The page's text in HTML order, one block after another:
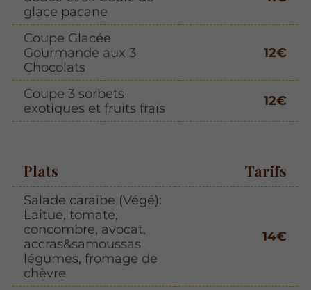
glace pacane
Coupe Glacée
Gourmande aux 3
Chocolats
12€
Coupe 3 sorbets
exotiques et fruits frais
12€
Plats Tarifs
Salade caraïbe (Végé):
Laitue, tomate,
concombre, avocat,
accras&samoussas
légumes, fromage de
chèvre
14€